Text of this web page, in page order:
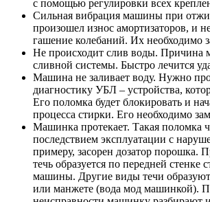
с помощью регулировки всех
Сильная вибрация машины при
произошел износ амортизаторов, и
гашение колебаний. Их необходимо
Не происходит слив воды. Причина
сливной системы. Быстро лечится
Машина не заливает воду. Нужно
диагностику УБЛ – устройства,
Его поломка будет блокировать и
процесса стирки. Его необходимо
Машинка протекает. Такая поломка
последствием эксплуатации с
примеру, засорен дозатор порошка.
течь образуется по передней стенке
машины. Другие виды течи
или манжете (вода мод машинкой).